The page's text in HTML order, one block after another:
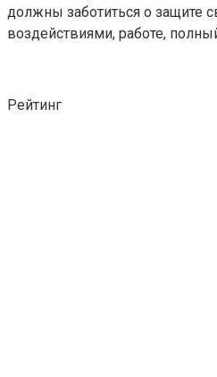
должны заботиться о защите
воздействиями, работе,
Рейтинг